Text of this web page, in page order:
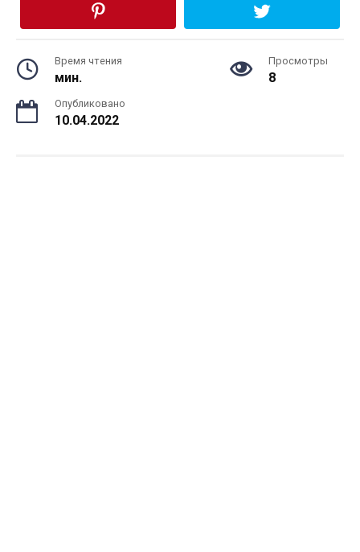
Время чтения
мин.
Просмотры
8
Опубликовано
10.04.2022